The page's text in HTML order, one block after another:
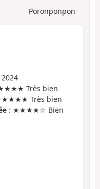
Poronponpon
2024
Très bien
Très bien
: ★★★★☆ Bien